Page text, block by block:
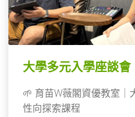
大學多元入學座談
🌱 育苗W薇閣資優教室｜
性向探索課程